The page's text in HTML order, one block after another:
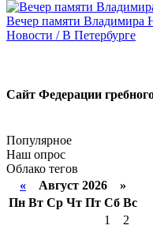
Вечер памяти Владимира
Новости / В Петербурге
Сайт Федерации
Популярное
Наш опрос
Облако тегов
« Август 2026 »
Пн Вт Ср Чт Пт Сб Вс
1
2